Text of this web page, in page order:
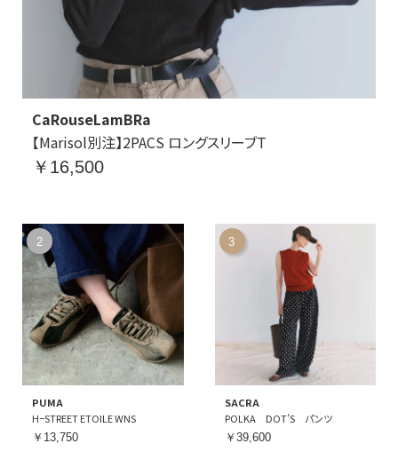
CaRouseLamBRa
【Marisol別注】2PACS ロングスリーブT
￥16,500
PUMA
H−STREET ETOILE WNS
￥13,750
SACRA
POLKA DOT’S パンツ
￥39,600